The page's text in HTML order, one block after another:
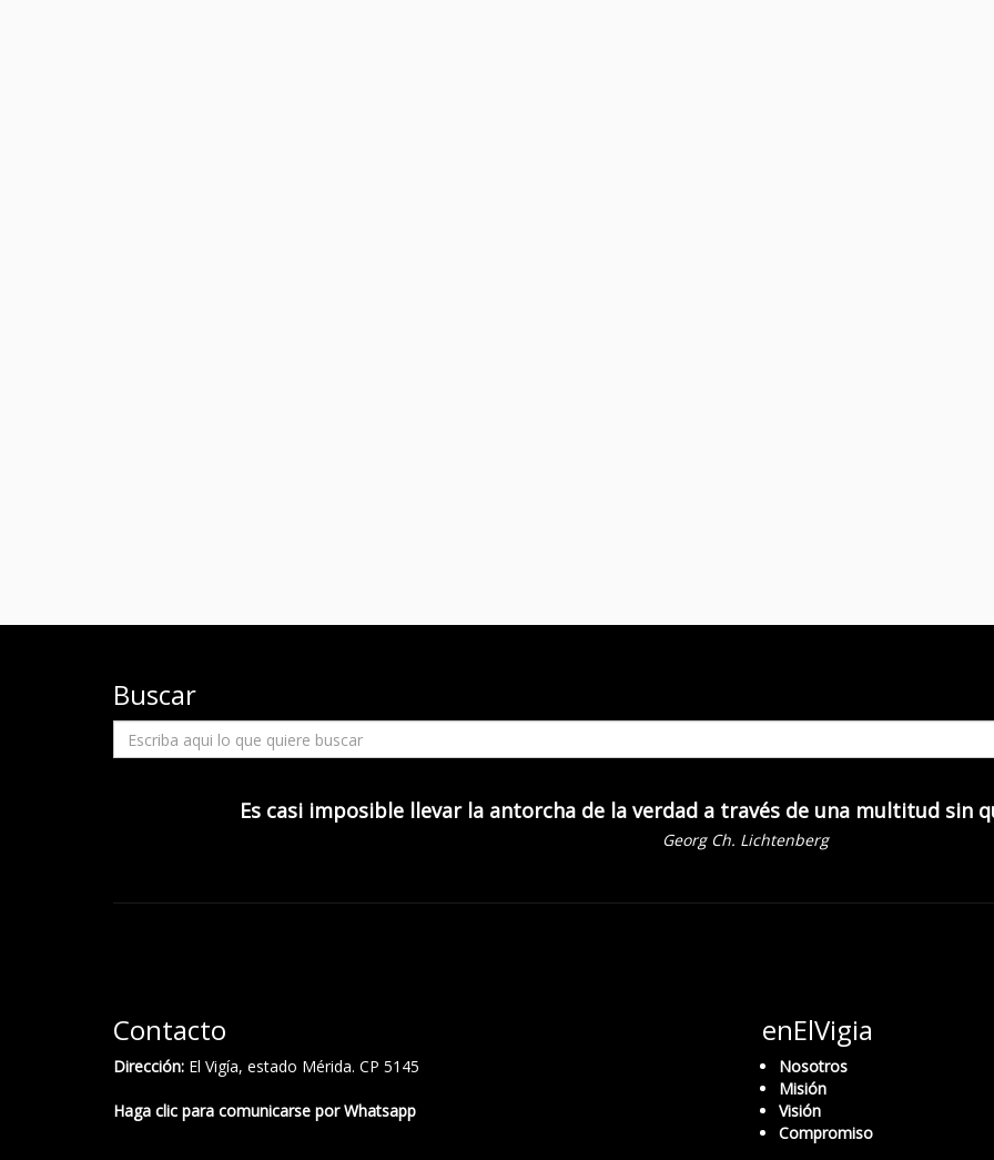
Buscar
Es casi imposible llevar la antorcha de la verdad a través de una multitud sin
Georg Ch. Lichtenberg
Contacto
Dirección: El Vigía, estado Mérida. CP 5145
Haga clic para comunicarse por Whatsapp
enElVigia
Nosotros
Misión
Visión
Compromiso